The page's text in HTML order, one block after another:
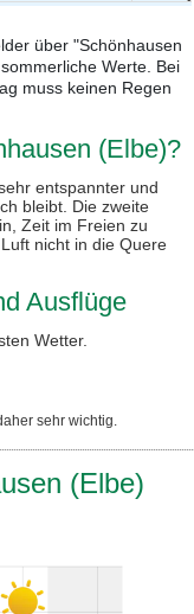
über "Schönhausen
Werte. Bei
muss keinen Regen
(Elbe)?
entspannter und
bleibt. Die zweite
Zeit im Freien zu
nicht in die Quere
Ausflüge
Wetter.
sehr wichtig.
(Elbe)